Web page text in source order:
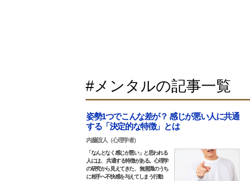
#メンタルの記事一覧
姿勢1つでこんな差が？ 感じが悪い人に共通
する「決定的な特徴」とは
内藤誼人（心理学者）
「なんとなく感じが悪い」と思われる
人には、 共通する特徴がある。心理学
の研究から見えてきた、 無意識のうち
に相手へ不快感を与えてしまう行動